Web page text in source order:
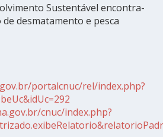
Sustentável encontra-
desmatamento e pesca
portalcnuc/rel/index.php?
cnuc/index.php?